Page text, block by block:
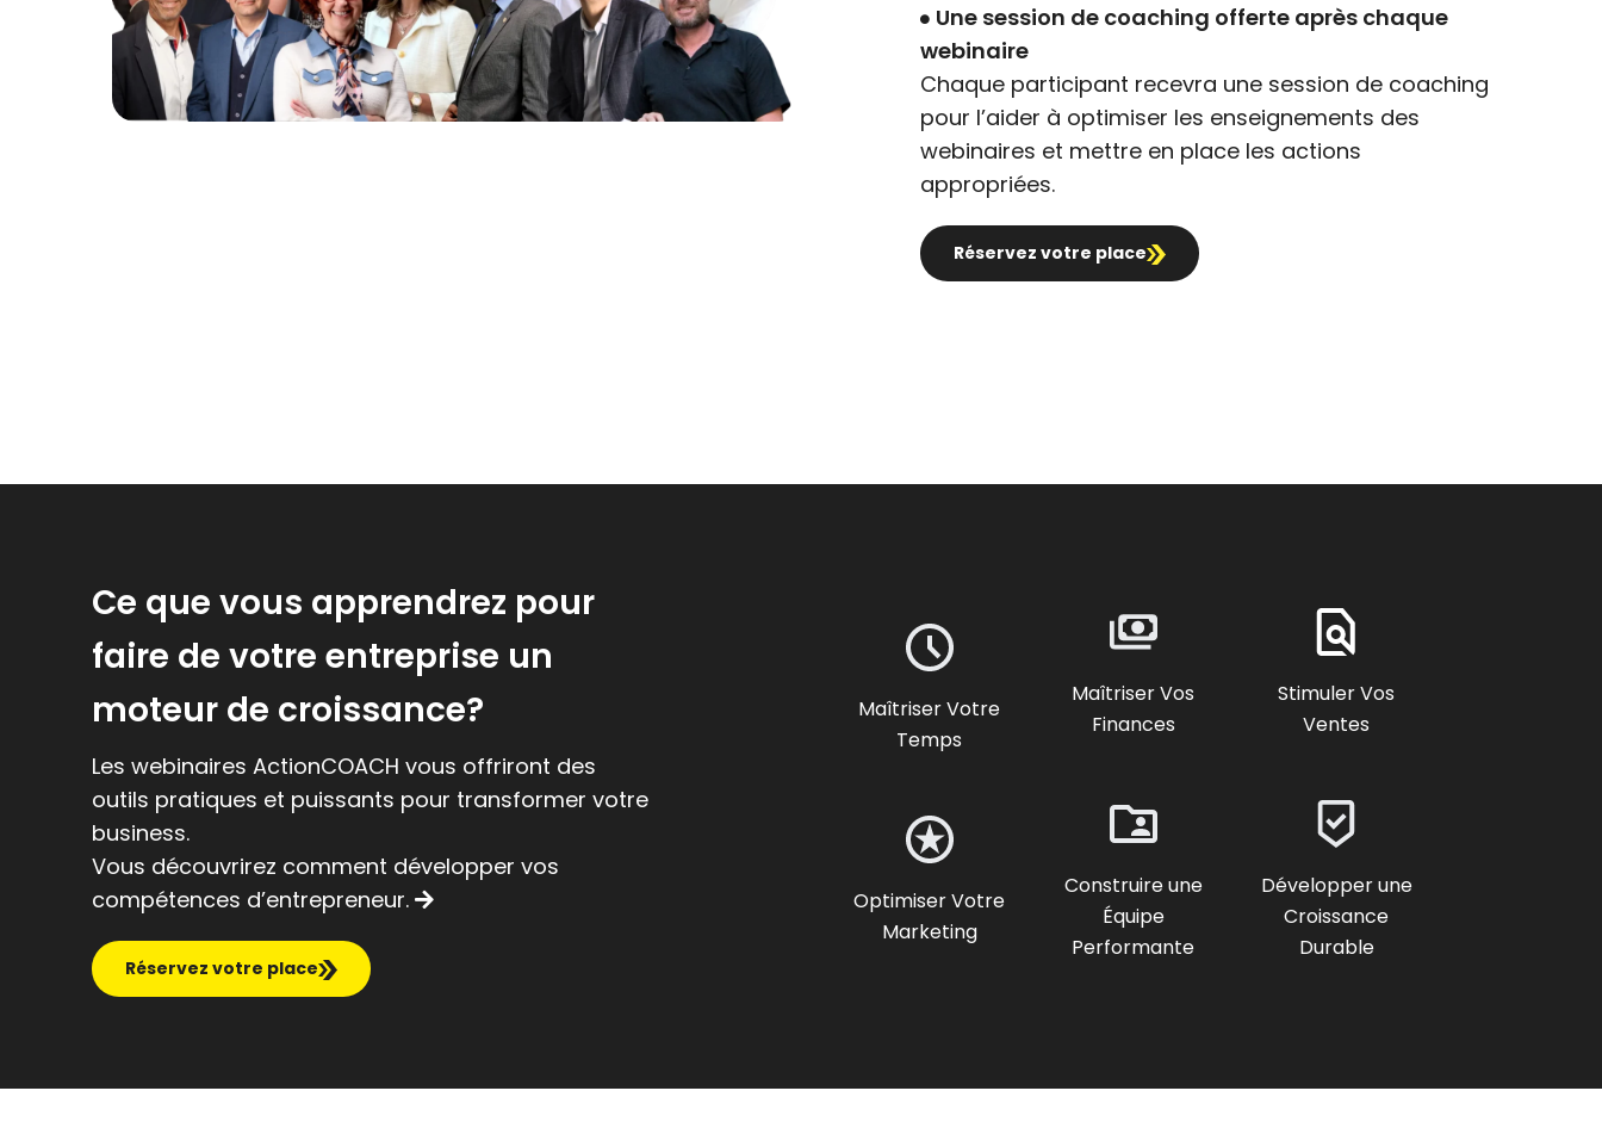
Une session de coaching offerte après chaque
webinaire
Chaque participant recevra une session de coaching
pour l’aider à optimiser les enseignements des
webinaires et mettre en place les actions
appropriées.
Réservez votre place
Ce que vous apprendrez pour
faire de votre entreprise un
moteur de croissance?
Les webinaires ActionCOACH vous offriront des
outils pratiques et puissants pour transformer votre
business.
Vous découvrirez comment développer vos
compétences d’entrepreneur.
Réservez votre place
Maîtriser Votre
Temps
Optimiser Votre
Marketing
Maîtriser Vos
Finances
Construire une
Équipe
Performante
Stimuler Vos
Ventes
Développer une
Croissance
Durable